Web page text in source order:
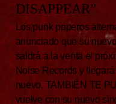
DISAPPEAR”
Los punk poperos
anunciado que su
saldrá a la venta el
Noise Records y
nuevo. TAMBIÉN TE
vuelve con su nuevo